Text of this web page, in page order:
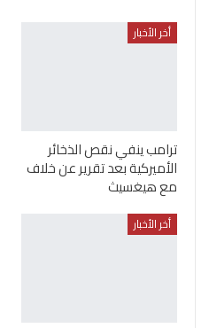
أخر الأخبار
ترامب ينفي نقص الذخائر
الأميركية بعد تقرير عن خلاف
مع هيغسيث
أخر الأخبار